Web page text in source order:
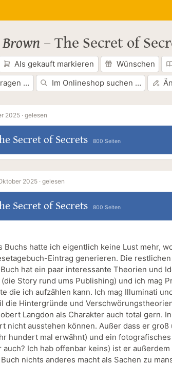
– The Secret of
Als gekauft markieren Wünschen
…
Im Onlineshop suchen …
2025 ·gelesen
Secret of Secrets 800 Seiten
2025 ·gelesen
Secret of Secrets 800 Seiten
Buchs hatte ich eigentlich keine Lust mehr,
Eintrag generieren. Die restlichen
hat ein paar interessante Theorien und
Story rund ums Publishing) und ich mag
die ich aufzählen kann. Ich mag Illuminati
die Hintergründe und
Langdon als Charakter auch total gern.
nicht ausstehen können. Außer dass er
hundert mal erwähnt) und ein
auch? Ich hab offenbar keins) ist er
nichts anderes macht als Sachen zu